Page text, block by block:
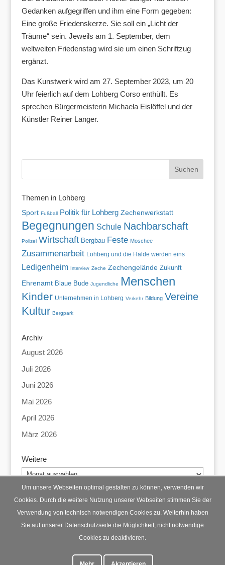
Gedanken aufgegriffen und ihm eine Form gegeben:
Eine große Friedenskerze. Sie soll ein „Licht der
Träume“ sein. Jeweils am 1. September, dem
weltweiten Friedenstag wird sie um einen Schriftzug
ergänzt.
Das Kunstwerk wird am 27. September 2023, um 20
Uhr feierlich auf dem Lohberg Corso enthüllt. Es
sprechen Bürgermeisterin Michaela Eislöffel und der
Künstler Reiner Langer.
Themen in Lohberg
Sport Fußball Politik für Lohberg Zechenwerkstatt
Begegnungen Schule Nachbarschaft
Polizei Wirtschaft Bergbau Feste Moschee
Zusammenarbeit Lohberg und die Halde werden eins
Ledigenheim Interview Zeche Zechengelände Zukunft
Ehrenamt Blaue Bude Jugendliche Menschen
Kinder Unternehmen in Lohberg Verkehr Bildung Vereine
Kultur Bergpark
Archiv
August 2026
Juli 2026
Juni 2026
Mai 2026
April 2026
März 2026
Weitere
Weitere
Startseite Datenschutz Impressum
Um unsere Webseiten optimal gestalten zu können, verwenden wir
Cookies. Durch die weitere Nutzung unserer Webseiten stimmen Sie der
Verwendung von technisch notwendigen Cookies zu. Weiterhin haben
Sie auf unserer Datenschutzseite die Möglichkeit, nicht notwendige
Cookies zu deaktivieren.